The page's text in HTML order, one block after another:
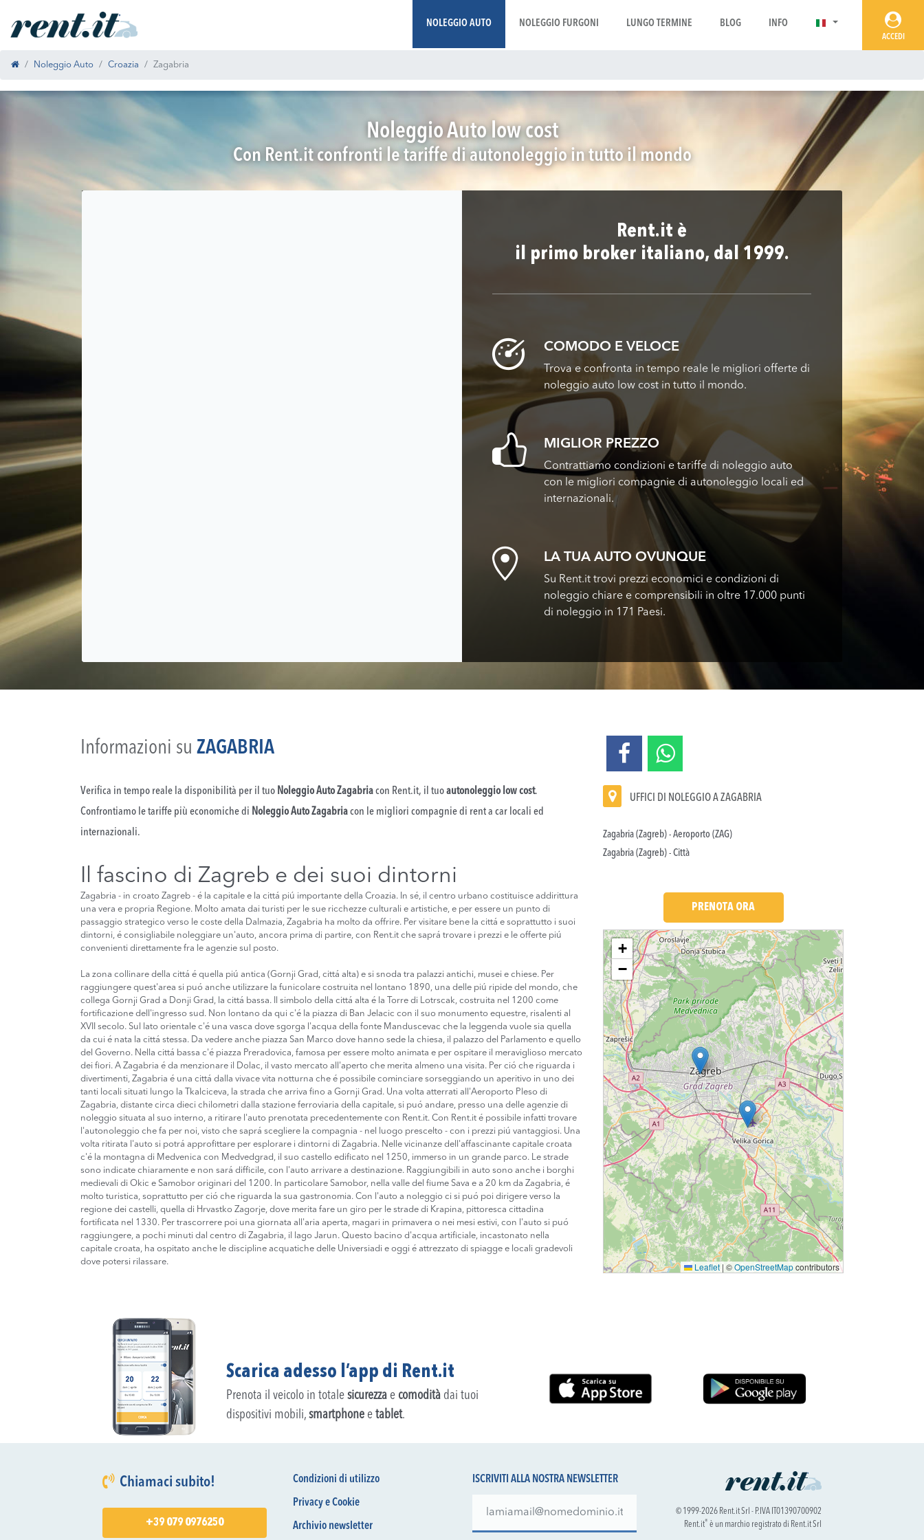
NOLEGGIO AUTO NOLEGGIO FURGONI LUNGO TERMINE BLOG INFO
ACCEDI
Noleggio Auto Croazia Zagabria
Noleggio Auto low cost
Con Rent.it confronti le tariffe di autonoleggio in tutto il mondo
Rent.it è
il primo broker italiano, dal 1999.
COMODO E VELOCE
Trova e confronta in tempo reale le migliori offerte di
noleggio auto low cost in tutto il mondo.
MIGLIOR PREZZO
Contrattiamo condizioni e tariffe di noleggio auto
con le migliori compagnie di autonoleggio locali ed
internazionali.
LA TUA AUTO OVUNQUE
Su Rent.it trovi prezzi economici e condizioni di
noleggio chiare e comprensibili in oltre 17.000 punti
di noleggio in 171 Paesi.
Informazioni su ZAGABRIA
Verifica in tempo reale la disponibilità per il tuo Noleggio Auto Zagabriacon Rent.it, il tuoautonoleggio low cost.
Confrontiamo le tariffe più economiche di Noleggio Auto Zagabriacon le migliori compagnie di rent a car locali ed
internazionali.
Il fascino di Zagreb e dei suoi dintorni
Zagabria - in croato Zagreb - é la capitale e la cittá piú importante della Croazia. In sé, il centro urbano costituisce addirittura
una vera e propria Regione. Molto amata dai turisti per le sue ricchezze culturali e artistiche, e per essere un punto di
passaggio strategico verso le coste della Dalmazia, Zagabria ha molto da offrire. Per visitare bene la cittá e soprattutto i suoi
dintorni, é consigliabile noleggiare un'auto, ancora prima di partire, con Rent.it che saprá trovare i prezzi e le offerte piú
convenienti direttamente fra le agenzie sul posto.
La zona collinare della cittá é quella piú antica (Gornji Grad, cittá alta) e si snoda tra palazzi antichi, musei e chiese. Per
raggiungere quest'area si puó anche utilizzare la funicolare costruita nel lontano 1890, una delle piú ripide del mondo, che
collega Gornji Grad a Donji Grad, la cittá bassa. Il simbolo della cittá alta é la Torre di Lotrscak, costruita nel 1200 come
fortificazione dell'ingresso sud. Non lontano da qui c'é la piazza di Ban Jelacic con il suo monumento equestre, risalenti al
XVII secolo. Sul lato orientale c'é una vasca dove sgorga l'acqua della fonte Manduscevac che la leggenda vuole sia quella
da cui é nata la cittá stessa. Da vedere anche piazza San Marco dove hanno sede la chiesa, il palazzo del Parlamento e quello
del Governo. Nella cittá bassa c'é piazza Preradovica, famosa per essere molto animata e per ospitare il meraviglioso mercato
dei fiori. A Zagabria é da menzionare il Dolac, il vasto mercato all'aperto che merita almeno una visita. Per ció che riguarda i
divertimenti, Zagabria é una cittá dalla vivace vita notturna che é possibile cominciare sorseggiando un aperitivo in uno dei
tanti locali situati lungo la Tkalciceva, la strada che arriva fino a Gornji Grad. Una volta atterrati all'Aeroporto Pleso di
Zagabria, distante circa dieci chilometri dalla stazione ferroviaria della capitale, si puó andare, presso una delle agenzie di
noleggio situata al suo interno, a ritirare l'auto prenotata precedentemente con Rent.it. Con Rent.it é possibile infatti trovare
l'autonoleggio che fa per noi, visto che saprá scegliere la compagnia - nel luogo prescelto - con i prezzi piú vantaggiosi. Una
volta ritirata l'auto si potrá approfittare per esplorare i dintorni di Zagabria. Nelle vicinanze dell'affascinante capitale croata
c'é la montagna di Medvenica con Medvedgrad, il suo castello edificato nel 1250, immerso in un grande parco. Le strade
sono indicate chiaramente e non sará difficile, con l'auto arrivare a destinazione. Raggiungibili in auto sono anche i borghi
medievali di Okic e Samobor originari del 1200. In particolare Samobor, nella valle del fiume Sava e a 20 km da Zagabria, é
molto turistica, soprattutto per ció che riguarda la sua gastronomia. Con l'auto a noleggio ci si puó poi dirigere verso la
regione dei castelli, quella di Hrvastko Zagorje, dove merita fare un giro per le strade di Krapina, pittoresca cittadina
fortificata nel 1330. Per trascorrere poi una giornata all'aria aperta, magari in primavera o nei mesi estivi, con l'auto si puó
raggiungere, a pochi minuti dal centro di Zagabria, il lago Jarun. Questo bacino d'acqua artificiale, incastonato nella
capitale croata, ha ospitato anche le discipline acquatiche delle Universiadi e oggi é attrezzato di spiagge e locali gradevoli
dove potersi rilassare.
UFFICI DI NOLEGGIO A ZAGABRIA
Zagabria (Zagreb) - Aeroporto (ZAG)
Zagabria (Zagreb) - Città
PRENOTA ORA
Loading....
+
−
Leaflet | ©OpenStreetMapcontributors
Scarica adesso l’app di Rent.it
Prenota il veicolo in totale sicurezzae comoditàdai tuoi
dispositivi mobili, smartphonee tablet.
Chiamaci subito!
+39 079 0976250
Condizioni di utilizzo
Privacy e Cookie
Archivio newsletter
ISCRIVITI ALLA NOSTRA NEWSLETTER
© 1999-2026 Rent.it Srl - P.IVA IT01390700902
Rent.it® è un marchio registrato di Rent.it Srl